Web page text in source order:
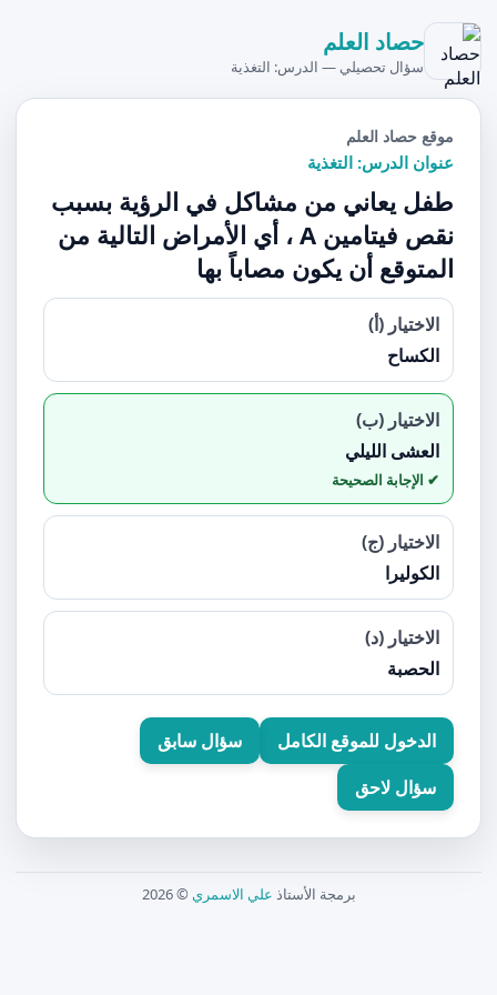
حصاد العلم
سؤال تحصيلي — الدرس: التغذية
موقع حصاد العلم
عنوان الدرس: التغذية
طفل يعاني من مشاكل في الرؤية بسبب
نقص فيتامين A ، أي الأمراض التالية من
المتوقع أن يكون مصاباً بها
الاختيار (أ)
الكساح
الاختيار (ب)
العشى الليلي
الاختيار (ج)
الكوليرا
الاختيار (د)
الحصبة
الدخول للموقع الكامل
سؤال سابق
سؤال لاحق
برمجة الأستاذ علي الاسمري © 2026